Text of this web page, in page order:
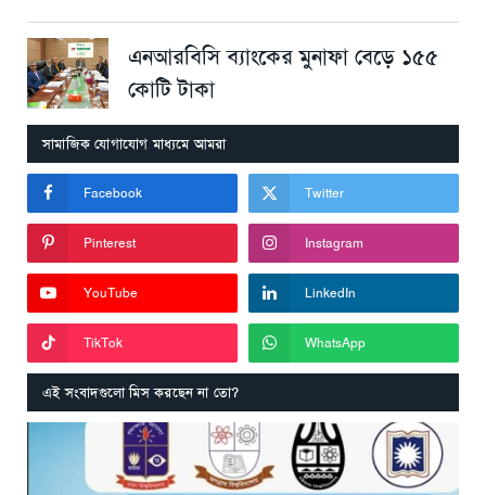
এনআরবিসি ব্যাংকের মুনাফা বেড়ে ১৫৫
কোটি টাকা
সামাজিক যোগাযোগ মাধ্যমে আমরা
Facebook Twitter
Pinterest Instagram
YouTube LinkedIn
TikTok WhatsApp
এই সংবাদগুলো মিস করছেন না তো?